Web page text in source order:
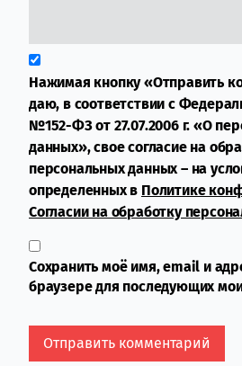
Нажимая кнопку «Отправить
даю, в соответствии с
№152-ФЗ от 27.07.2006 г. «О
данных», свое согласие на
персональных данных – на
определенных в Политике
Согласии на обработку
Сохранить моё имя, email и
браузере для последующих